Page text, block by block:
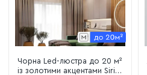
Чорна Led-люстра до 20 м²
із золотими акцентами Sirius